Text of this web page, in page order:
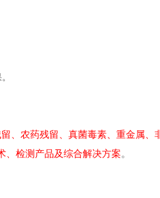
、农药残留、真菌毒素、重金属、
、检测产品及综合解决方案。